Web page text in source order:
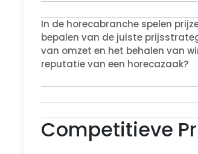
In de horecabranche spelen
bepalen van de juiste
van omzet en het behalen van
reputatie van een horecazaak?
Competitieve